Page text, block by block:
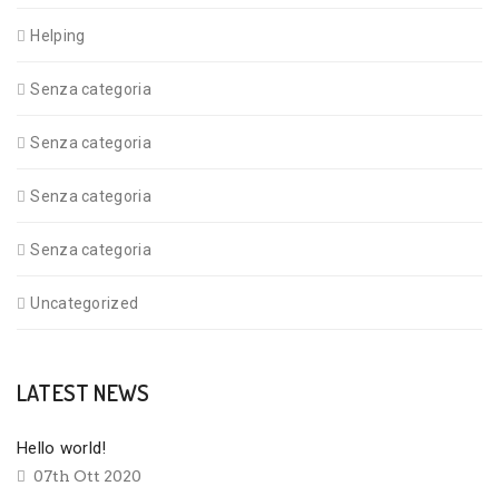
Helping
Senza categoria
Senza categoria
Senza categoria
Senza categoria
Uncategorized
LATEST NEWS
Hello world!
07th Ott 2020